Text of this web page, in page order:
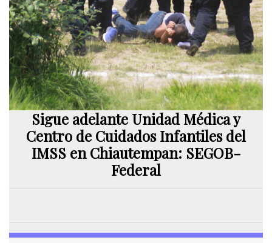
Sigue adelante Unidad Médica y
Centro de Cuidados Infantiles del
IMSS en Chiautempan: SEGOB-
Federal